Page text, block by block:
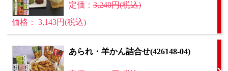
定価： 3,240円(税込)
価格： 3,143円(税込)
あられ・羊かん詰合せ(426148-04)